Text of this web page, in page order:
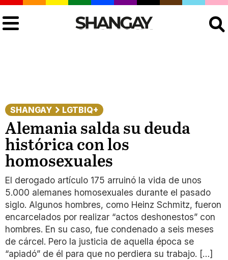
SHANGAY LGTBIQ+
Alemania salda su deuda
histórica con los
homosexuales
El derogado artículo 175 arruinó la vida de unos
5.000 alemanes homosexuales durante el pasado
siglo. Algunos hombres, como Heinz Schmitz, fueron
encarcelados por realizar “actos deshonestos” con
hombres. En su caso, fue condenado a seis meses
de cárcel. Pero la justicia de aquella época se
“apiadó” de él para que no perdiera su trabajo. […]